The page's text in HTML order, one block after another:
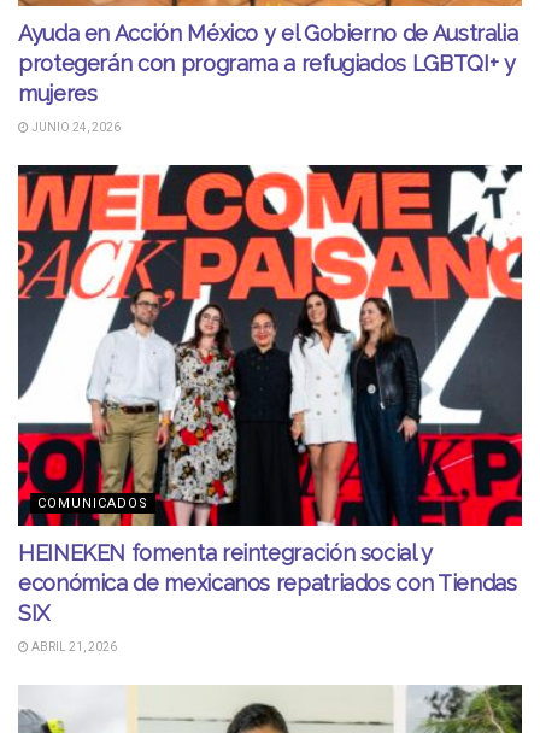
Ayuda en Acción México y el Gobierno de Australia
protegerán con programa a refugiados LGBTQI+ y
mujeres
JUNIO 24, 2026
COMUNICADOS
HEINEKEN fomenta reintegración social y
económica de mexicanos repatriados con Tiendas
SIX
ABRIL 21, 2026